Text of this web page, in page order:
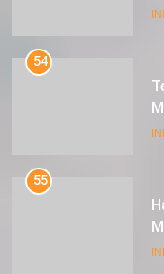
54
55